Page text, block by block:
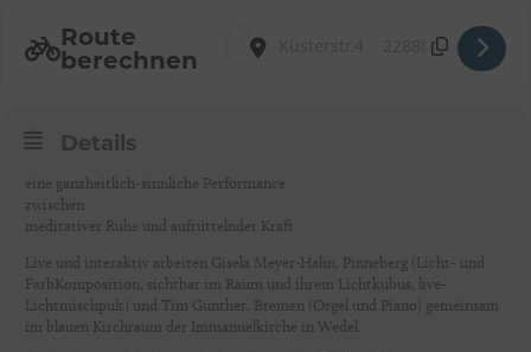
Route
berechnen
Address - Wedel: FarbLichtKonzert 'BLAU-
Destination Address - Wedel:
Details
eine ganzheitlich-sinnliche Performance
zwischen
meditativer Ruhe und aufrüttelnder Kraft
Live und interaktiv arbeiten Gisela Meyer-Hahn, Pinneberg (Licht- und
FarbKomposition, sichtbar im Raum und ihrem Lichtkubus, live-
Lichtmischpult) und Tim Günther, Bremen (Orgel und Piano) gemeinsam
im blauen Kirchraum der Immanuelkirche in Wedel.